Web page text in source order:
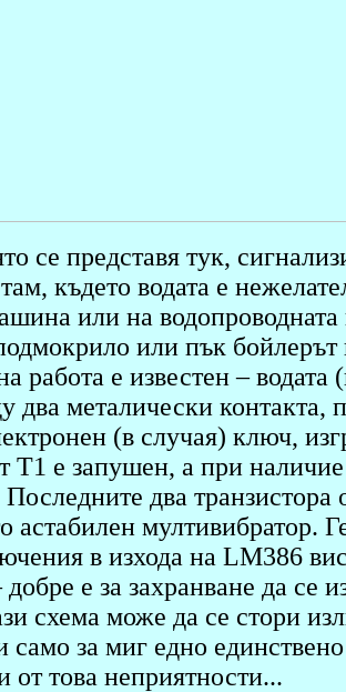
се представя тук,
където водата е
или на
или пък
работа е известен –
два металически контакта,
(в случая) ключ,
Т1 е запушен, а при
два транзистора
астабилен мултивибратор.
в изхода на LM386
е за захранване да се
схема може да се стори
само за миг едно
от това неприятности...